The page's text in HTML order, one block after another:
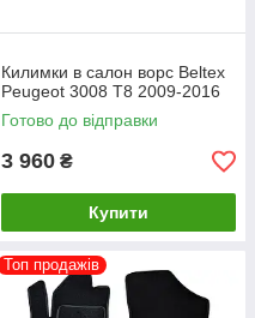
Килимки в салон ворс Beltex
Peugeot 3008 T8 2009-2016
Готово до відправки
3 960 ₴
Купити
Топ продажів